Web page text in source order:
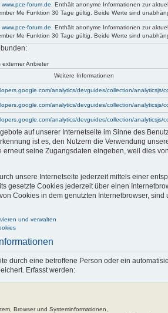
www.pce-forum.de.
Enthält anonyme Informationen zur
Me Funktion 30 Tage gültig. Beide Werte sind
www.pce-forum.de.
Enthält anonyme Informationen zur
Me Funktion 30 Tage gültig. Beide Werte sind
externer Anbieter
Weitere Informationen
analytics/devguides/collection/analyticsjs/
analytics/devguides/collection/analyticsjs/
analytics/devguides/collection/analyticsjs/
auf unserer Internetseite im Sinne des
ist es, den Nutzern die Verwendung
seine Zugangsdaten eingeben, weil dies
unsere Internetseite jederzeit mittels einer
gesetzte Cookies jederzeit über einen
Cookies in dem genutzten Internetbrowser,
und verwalten
durch eine betroffene Person oder ein
Erfasst werden:
Browser und Systeminformationen,